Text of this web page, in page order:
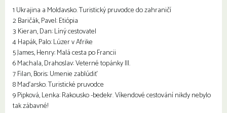
1 Ukrajina a Moldavsko. Turistický pruvodce do zahraničí
2 Baričák, Pavel: Etiópia
3 Kieran, Dan: Líný cestovatel
4 Hapák, Palo: Lúzer v Afrike
5 James, Henry: Malá cesta po Francii
6 Machala, Drahoslav: Veterné topánky III.
7 Filan, Boris: Umenie zablúdiť
8 Maďarsko. Turistické pruvodce
9 Pipková, Lenka: Rakousko -bedekr. Víkendové cestování nikdy nebylo
tak zábavné!